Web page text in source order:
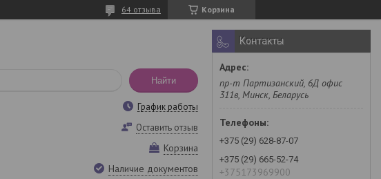
Корзина
64 отзыва
Найти
График работы
Оставить отзыв
Корзина
Наличие документов
Контакты
пр-т Партизанский, 6Д офис
311в, Минск, Беларусь
+375 (29) 628-87-07
+375 (29) 665-52-74
+375173969900